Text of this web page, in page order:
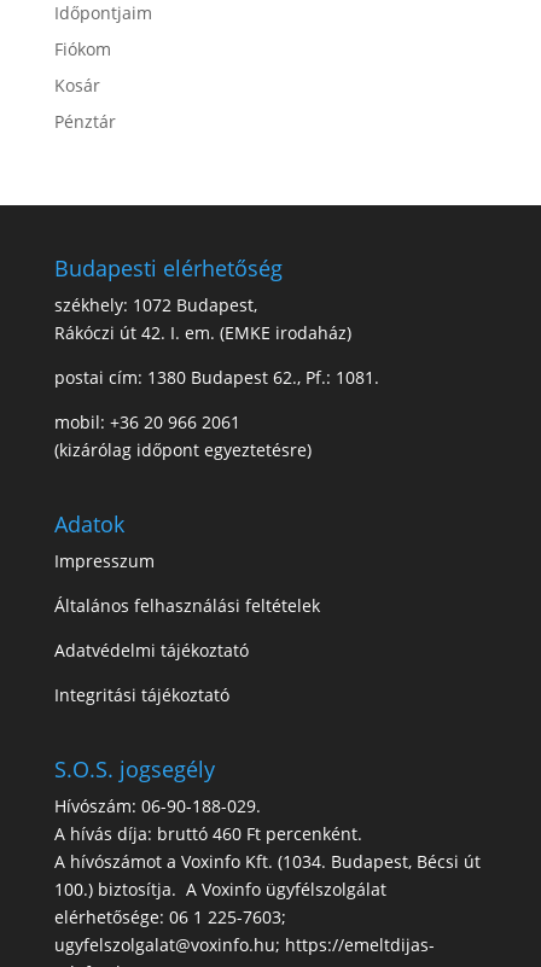
Időpontjaim
Fiókom
Kosár
Pénztár
Budapesti elérhetőség
székhely: 1072 Budapest,
Rákóczi út 42. I. em. (EMKE irodaház)
postai cím: 1380 Budapest 62., Pf.: 1081.
mobil: +36 20 966 2061
(kizárólag időpont egyeztetésre)
Adatok
Impresszum
Általános felhasználási feltételek
Adatvédelmi tájékoztató
Integritási tájékoztató
S.O.S. jogsegély
Hívószám: 06-90-188-029.
A hívás díja: bruttó 460 Ft percenként.
A hívószámot a Voxinfo Kft. (1034. Budapest, Bécsi út
100.) biztosítja. A Voxinfo ügyfélszolgálat
elérhetősége: 06 1 225-7603;
ugyfelszolgalat@voxinfo.hu; https://emeltdijas-